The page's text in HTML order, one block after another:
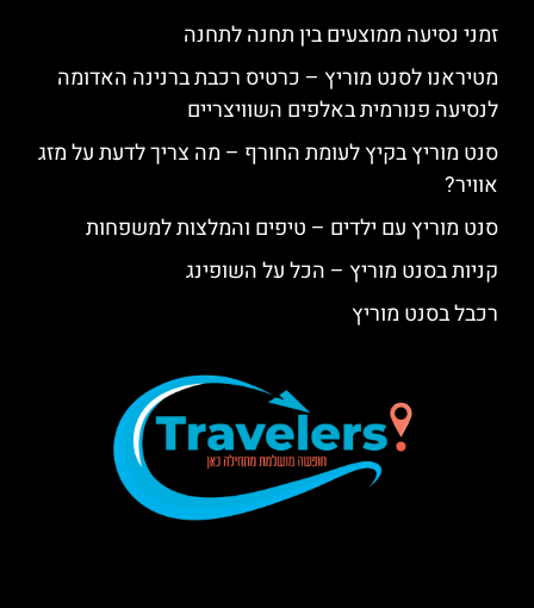
זמני נסיעה ממוצעים בין תחנה לתחנה
מטיראנו לסנט מוריץ – כרטיס רכבת ברנינה האדומה
לנסיעה פנורמית באלפים השוויצריים
סנט מוריץ בקיץ לעומת החורף – מה צריך לדעת על מזג
אוויר?
סנט מוריץ עם ילדים – טיפים והמלצות למשפחות
קניות בסנט מוריץ – הכל על השופינג
רכבל בסנט מוריץ